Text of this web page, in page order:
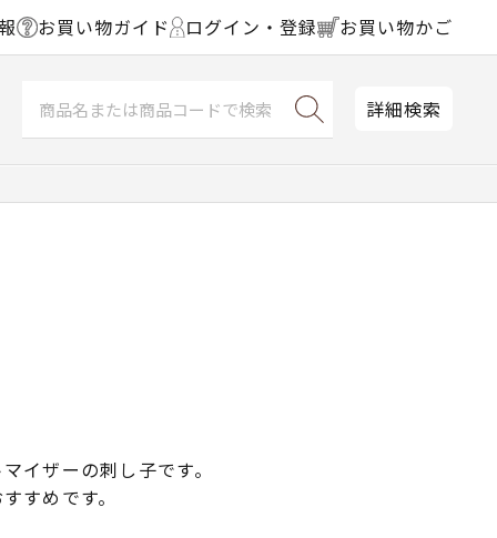
お買い物ガイド ログイン・登録 お買い物かご
詳細検索
イザーの刺し子です。
すめです。